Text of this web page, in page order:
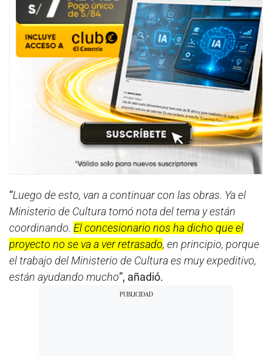
“Luego de esto, van a continuar con las obras. Ya el
Ministerio de Cultura tomó nota del tema y están
coordinando. El concesionario nos ha dicho que el
proyecto no se va a ver retrasado, en principio, porque
el trabajo del Ministerio de Cultura es muy expeditivo,
están ayudando mucho”, añadió.